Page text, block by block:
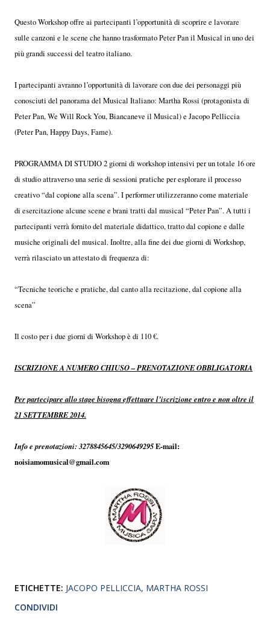
Questo Workshop offre ai partecipanti l’opportunità di scoprire e lavorare
sulle canzoni e le scene che hanno trasformato Peter Pan il Musical in uno dei
più grandi successi del teatro italiano.
I partecipanti avranno l’opportunità di lavorare con due dei personaggi più
conosciuti del panorama del Musical Italiano: Martha Rossi (protagonista di
Peter Pan, We Will Rock You, Biancaneve il Musical) e Jacopo Pelliccia
(Peter Pan, Happy Days, Fame).
PROGRAMMA DI STUDIO 2 giorni di workshop intensivi per un totale 16 ore
di studio attraverso una serie di sessioni pratiche per esplorare il processo
creativo “dal copione alla scena”. I performer utilizzeranno come materiale
di esercitazione alcune scene e brani tratti dal musical “Peter Pan”. A tutti i
partecipanti verrà fornito del materiale didattico, tratto dal copione e dalle
musiche originali del musical. Inoltre, alla fine dei due giorni di Workshop,
verrà rilasciato un attestato di frequenza di:
“Tecniche teoriche e pratiche, dal canto alla recitazione, dal copione alla
scena”
Il costo per i due giorni di Workshop è di 110 €.
ISCRIZIONE A NUMERO CHIUSO – PRENOTAZIONE OBBLIGATORIA
Per partecipare allo stage bisogna effettuare l’iscrizione entro e non oltre il
21 SETTEMBRE 2014.
Info e prenotazioni: 3278845645/3290649295E-mail:
noisiamomusical@gmail.com
ETICHETTE: JACOPO PELLICCIA MARTHA ROSSI
CONDIVIDI